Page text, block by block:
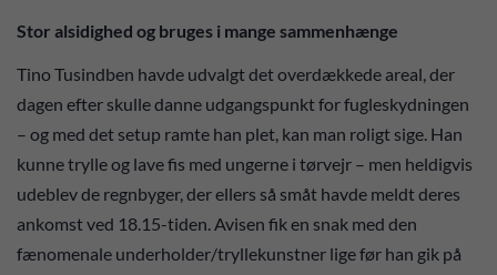
Stor alsidighed og bruges i mange sammenhænge
Tino Tusindben havde udvalgt det overdækkede areal, der
dagen efter skulle danne udgangspunkt for fugleskydningen
– og med det setup ramte han plet, kan man roligt sige. Han
kunne trylle og lave fis med ungerne i tørvejr – men heldigvis
udeblev de regnbyger, der ellers så småt havde meldt deres
ankomst ved 18.15-tiden. Avisen fik en snak med den
fænomenale underholder/tryllekunstner lige før han gik på